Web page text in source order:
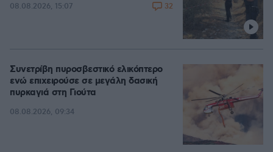
08.08.2026, 15:07 32
Συνετρίβη πυροσβεστικό ελικόπτερο
ενώ επιχειρούσε σε μεγάλη δασική
πυρκαγιά στη Γιούτα
08.08.2026, 09:34